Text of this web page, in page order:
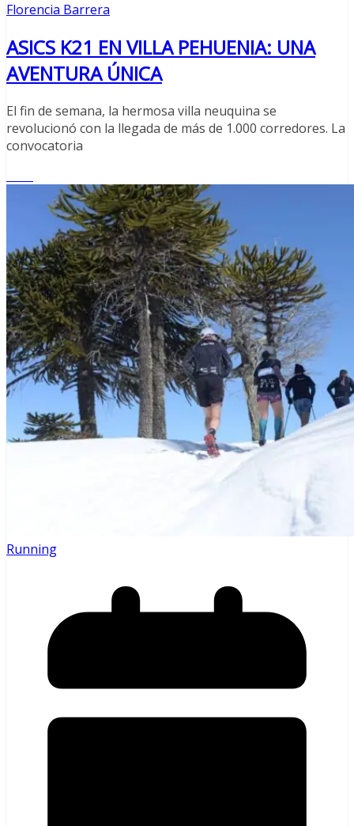
Florencia Barrera
ASICS K21 EN VILLA PEHUENIA: UNA
AVENTURA ÚNICA
El fin de semana, la hermosa villa neuquina se
revolucionó con la llegada de más de 1.000 corredores. La
convocatoria
Running